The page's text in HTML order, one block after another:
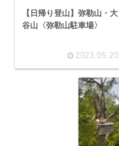
【日帰り登山】弥勒山・大
谷山〈弥勒山駐車場〉
2023.05.20